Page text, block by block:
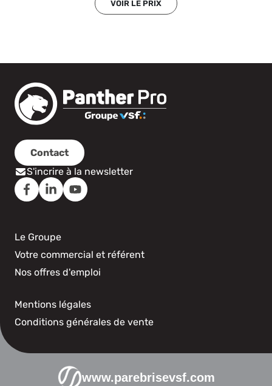
VOIR LE PRIX
Contact
S'incrire à la newsletter
Le Groupe
Votre commercial et référent
Nos offres d'emploi
Mentions légales
Conditions générales de vente
www.parebrisevsf.com